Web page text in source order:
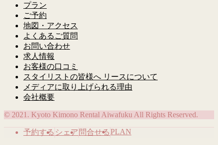
プラン
ご予約
地図・アクセス
よくあるご質問
お問い合わせ
求人情報
お客様の口コミ
スタイリストの皆様へ リースについて
メディアに取り上げられる理由
会社概要
© 2021. Kyoto Kimono Rental Aiwafuku All Rights Reserved.
予約する シェア 問合せるPLAN